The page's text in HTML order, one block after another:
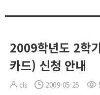
2009학년도 2학
카드) 신청 안내
cls 2009-05-25